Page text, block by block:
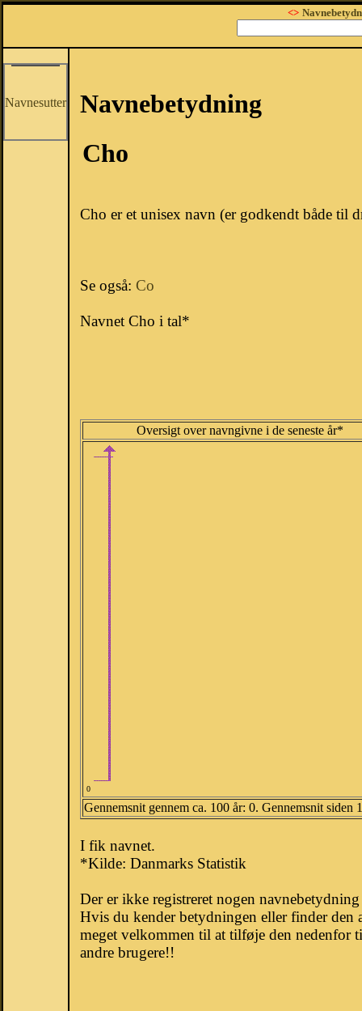
<>
Navnesutter
Navnebetydning
Cho
Cho er et unisex navn (er godkendt både til
Se også: Co
Navnet Cho i tal*
Oversigt over navngivne i de seneste år*
0
Gennemsnit gennem ca. 100 år: 0. Gennemsnit siden
I fik navnet.
*Kilde: Danmarks Statistik
Der er ikke registreret nogen
Hvis du kender betydningen eller finder den
meget velkommen til at tilføje den nedenfor
andre brugere!!